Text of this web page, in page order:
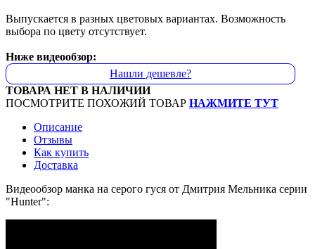
Выпускается в разных цветовых вариантах. Возможность
выбора по цвету отсутствует.
Ниже видеообзор:
Нашли дешевле?
ТОВАРА НЕТ В НАЛИЧИИ
ПОСМОТРИТЕ ПОХОЖИЙ ТОВАР НАЖМИТЕ ТУТ
Описание
Отзывы
Как купить
Доставка
Видеообзор манка на серого гуся от Дмитрия Мельника серии
"Hunter":